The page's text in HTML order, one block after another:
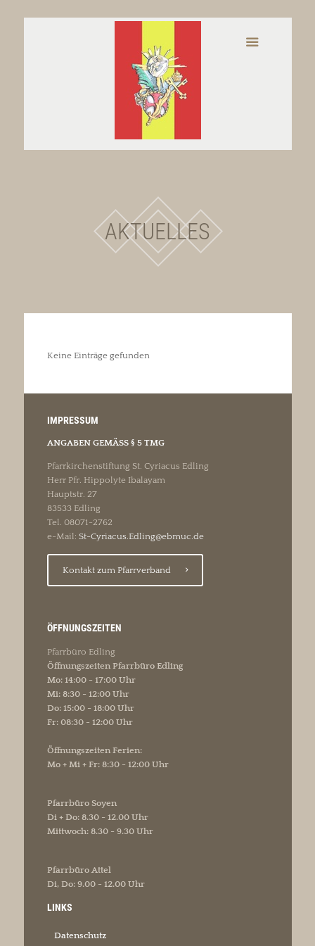
AKTUELLES
Keine Einträge gefunden
IMPRESSUM
ANGABEN GEMÄSS § 5 TMG
Pfarrkirchenstiftung St. Cyriacus Edling
Herr Pfr. Hippolyte Ibalayam
Hauptstr. 27
83533 Edling
Tel. 08071-2762
e-Mail: St-Cyriacus.Edling@ebmuc.de
Kontakt zum Pfarrverband
ÖFFNUNGSZEITEN
Pfarrbüro Edling
Öffnungszeiten Pfarrbüro Edling
Mo: 14:00 - 17:00 Uhr
Mi: 8:30 - 12:00 Uhr
Do: 15:00 - 18:00 Uhr
Fr: 08:30 - 12:00 Uhr
Öffnungszeiten Ferien:
Mo + Mi + Fr: 8:30 - 12:00 Uhr
Pfarrbüro Soyen
Di + Do: 8.30 - 12.00 Uhr
Mittwoch: 8.30 - 9.30 Uhr
Pfarrbüro Attel
Di, Do: 9.00 - 12.00 Uhr
LINKS
Datenschutz